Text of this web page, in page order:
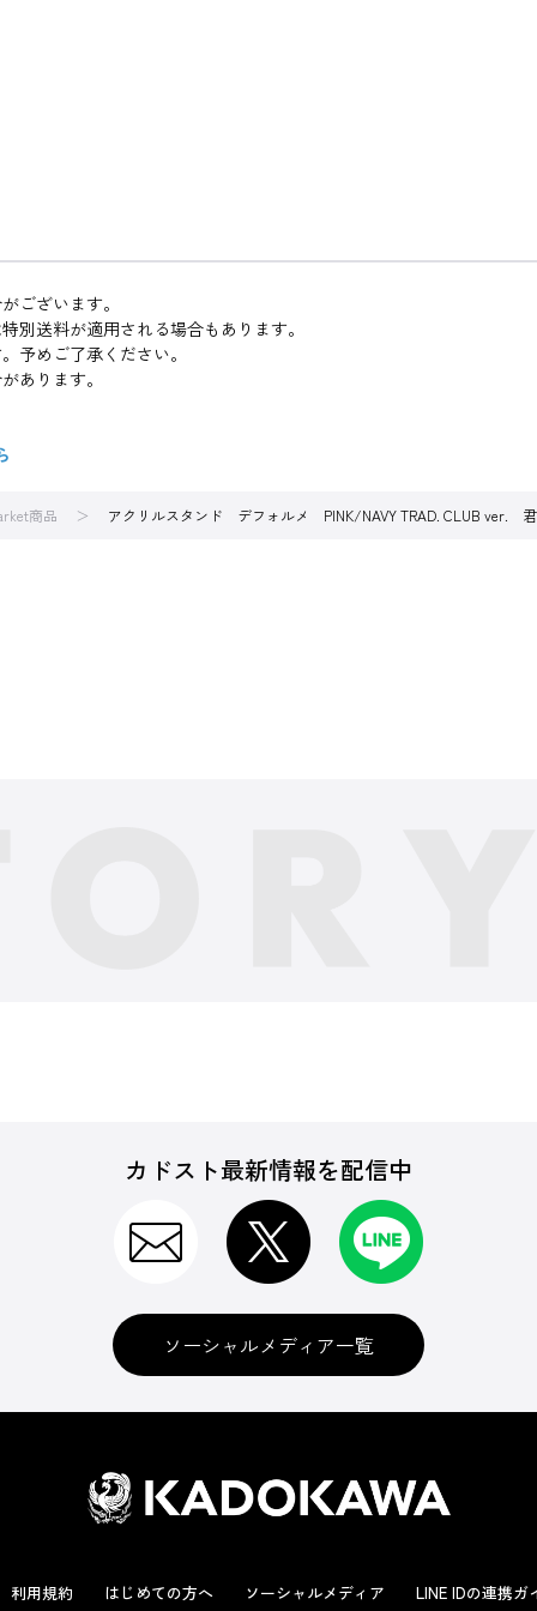
ございます。
送料が適用される場合もあります。
予めご了承ください。
あります。
商品 アクリルスタンド デフォルメ PINK/NAVY TRAD. CLUB ver. 君
カドスト最新情報を配信中
ソーシャルメディア一覧
利用規約 はじめての方へ ソーシャルメディア LINE IDの連携ガ